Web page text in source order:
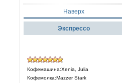
Наверх
Экспрессо
Кофемашина:Xenia, Julia
Кофемолка:Mazzer Stark